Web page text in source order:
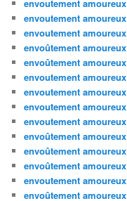
envoutement
envoutement
envoutement
envoûtement
envoûtement
envoutement
envoutement
envoutement
envoutement
envoûtement
envoûtement
envoûtement
envoutement
envoûtement